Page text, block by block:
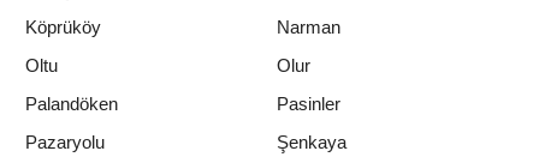
Köprüköy
Narman
Oltu
Olur
Palandöken
Pasinler
Pazaryolu
Şenkaya